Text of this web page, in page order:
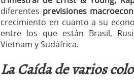
diferentes previsiones
crecimiento en cuanto a su
entre los que están Brasil,
Vietnam y Sudáfrica.
La Caída de varios